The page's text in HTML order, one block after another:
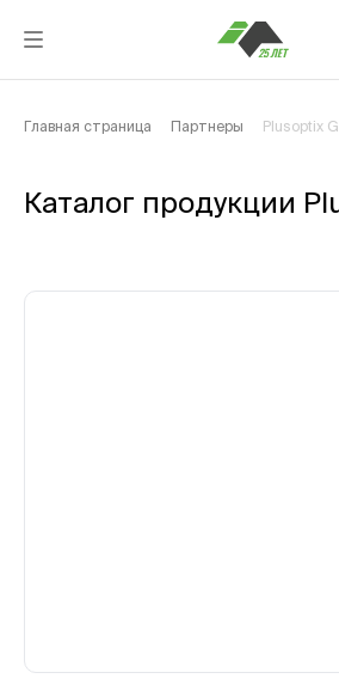
Главная страница Партнеры Plusoptix
Каталог продукции